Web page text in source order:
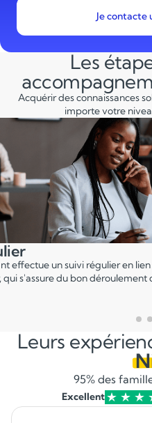
Je contacte
Les
Acquérir des connaissances
importe votre
cours
pédagogique vous met en
adapté en fonction du profil
Leurs
95% des
Excellent